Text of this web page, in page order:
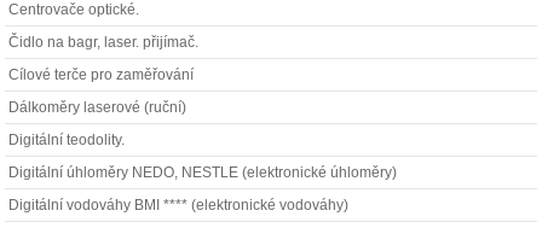
Centrovače optické.
Čidlo na bagr, laser. přijímač.
Cílové terče pro zaměřování
Dálkoměry laserové (ruční)
Digitální teodolity.
Digitální úhloměry NEDO, NESTLE (elektronické úhloměry)
Digitální vodováhy BMI **** (elektronické vodováhy)